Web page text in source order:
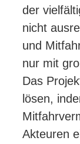
der
nicht
und
nur mit
Das
lösen,
Akteuren